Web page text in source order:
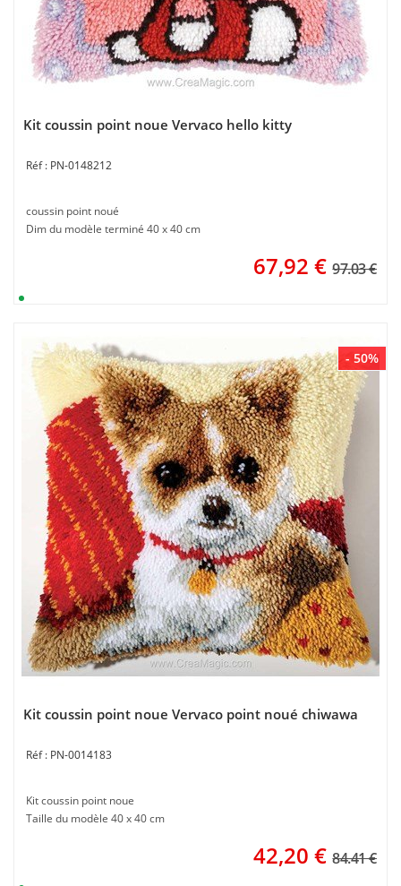
Kit coussin point noue Vervaco hello kitty
PN-0148212
coussin point noué
Dim du modèle terminé 40 x 40 cm
67,92 € 97.03 €
- 50%
Kit coussin point noue Vervaco point noué chiwawa
PN-0014183
Kit coussin point noue
Taille du modèle 40 x 40 cm
42,20 € 84.41 €